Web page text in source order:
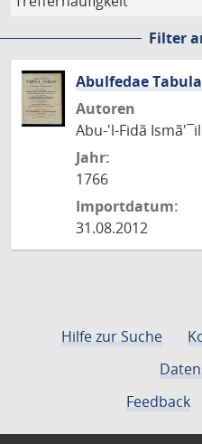
Filter
Abulfedae
Autoren
Abu-'l-Fidã
Jahr:
1766
Importdatum:
31.08.2012
Hilfe zur Suche
Feedback